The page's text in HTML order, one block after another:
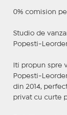
0% comision
Studio de
Popesti-
Iti propun spre
Popesti-
din 2014,
privat cu curte